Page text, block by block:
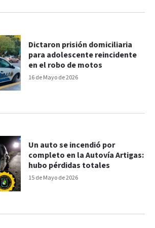
16 de Mayo de 2026
Dictaron prisión domiciliaria
para adolescente reincidente
en el robo de motos
15 de Mayo de 2026
Un auto se incendió por
completo en la Autovía Artigas:
hubo pérdidas totales